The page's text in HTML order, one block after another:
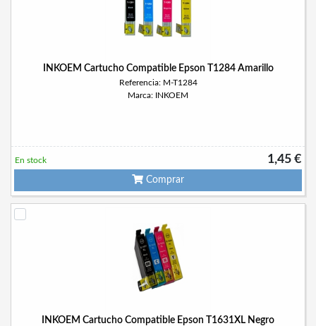
INKOEM Cartucho Compatible Epson T1284 Amarillo
Referencia: M-T1284
Marca: INKOEM
1,45 €
En stock
Comprar
INKOEM Cartucho Compatible Epson T1631XL Negro